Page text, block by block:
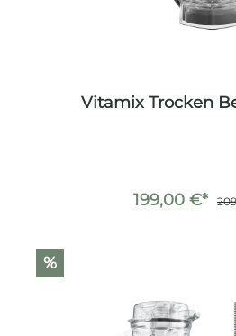
Vitamix Trocken
199,00 €*
%